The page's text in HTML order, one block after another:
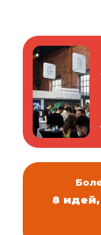
8 идей,